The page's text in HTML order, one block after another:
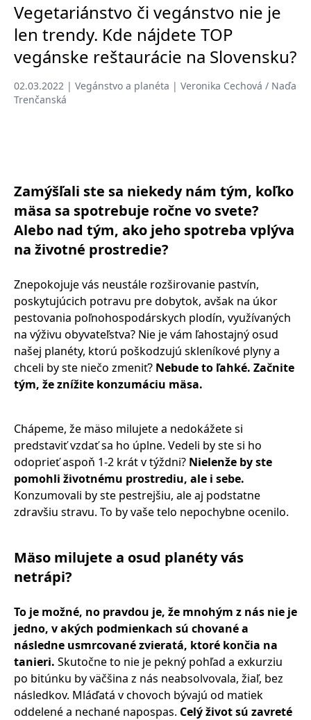
Vegetariánstvo či vegánstvo nie je
len trendy. Kde nájdete TOP
vegánske reštaurácie na Slovensku?
02.03.2022 | Vegánstvo a planéta | Veronika Cechová / Naďa
Trenčanská
Zamýšľali ste sa niekedy nám tým, koľko
mäsa sa spotrebuje ročne vo svete?
Alebo nad tým, ako jeho spotreba vplýva
na životné prostredie?
Znepokojuje vás neustále rozširovanie pastvín,
poskytujúcich potravu pre dobytok, avšak na úkor
pestovania poľnohospodárskych plodín, využívaných
na výživu obyvateľstva? Nie je vám ľahostajný osud
našej planéty, ktorú poškodzujú skleníkové plyny a
chceli by ste niečo zmeniť? Nebude to ľahké. Začnite
tým, že znížite konzumáciu mäsa.
Chápeme, že mäso milujete a nedokážete si
predstaviť vzdať sa ho úplne. Vedeli by ste si ho
odoprieť aspoň 1-2 krát v týždni? Nielenže by ste
pomohli životnému prostrediu, ale i sebe.
Konzumovali by ste pestrejšiu, ale aj podstatne
zdravšiu stravu. To by vaše telo nepochybne ocenilo.
Mäso milujete a osud planéty vás
netrápi?
To je možné, no pravdou je, že mnohým z nás nie je
jedno, v akých podmienkach sú chované a
následne usmrcované zvieratá, ktoré končia na
tanieri. Skutočne to nie je pekný pohľad a exkurziu
po bitúnku by väčšina z nás neabsolvovala, žiaľ, bez
následkov. Mláďatá v chovoch bývajú od matiek
oddelené a nechané napospas. Celý život sú zavreté